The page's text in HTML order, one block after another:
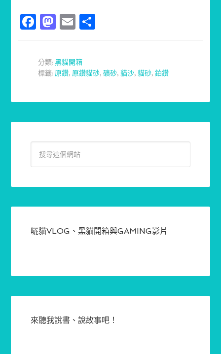
Facebook
Mastodon
Email
分類:黑貓開箱
標籤: 原鑽, 原鑽貓砂,礦砂,貓沙,貓砂,鉑鑽
曬貓VLOG、黑貓開箱與GAMING影片
來聽我說書、說故事吧！